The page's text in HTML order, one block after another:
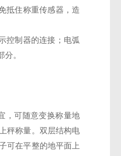
抵住称重传感器，造
控制器的连接；电弧
。
，可随意变换称量地
秤称量。双层结构电
可在平整的地平面上